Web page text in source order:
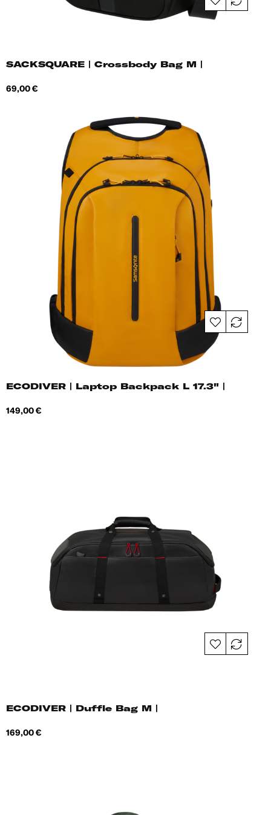
SACKSQUARE | Crossbody Bag M |
Hind
69,00 €
ECODIVER | Laptop Backpack L 17.3" |
Hind
149,00 €
ECODIVER | Duffle Bag M |
Hind
169,00 €